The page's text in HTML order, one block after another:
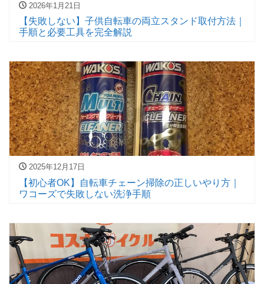
2026年1月21日
【失敗しない】子供自転車の両立スタンド取付方法｜
手順と必要工具を完全解説
2025年12月17日
【初心者OK】自転車チェーン掃除の正しいやり方｜
ワコーズで失敗しない洗浄手順